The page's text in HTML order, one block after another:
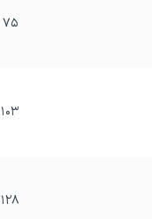
۷۵
۱۰۳
۱۲۸